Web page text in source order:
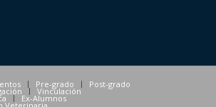
Pre-grado Post-grado
Vinculación
Ex-Alumnos